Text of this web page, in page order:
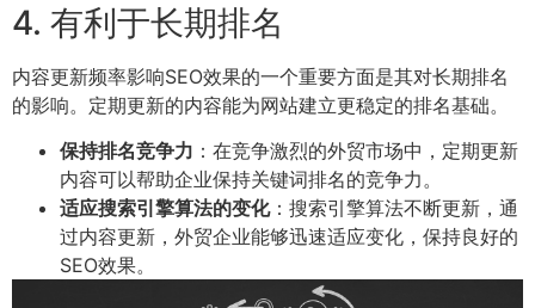
4. 有利于长期排名
内容更新频率影响SEO效果的一个重要方面是其对长期排名
的影响。定期更新的内容能为网站建立更稳定的排名基础。
保持排名竞争力 ：在竞争激烈的外贸市场中，定期更新
内容可以帮助企业保持关键词排名的竞争力。
适应搜索引擎算法的变化：搜索引擎算法不断更新，通
过内容更新，外贸企业能够迅速适应变化，保持良好的
SEO效果。